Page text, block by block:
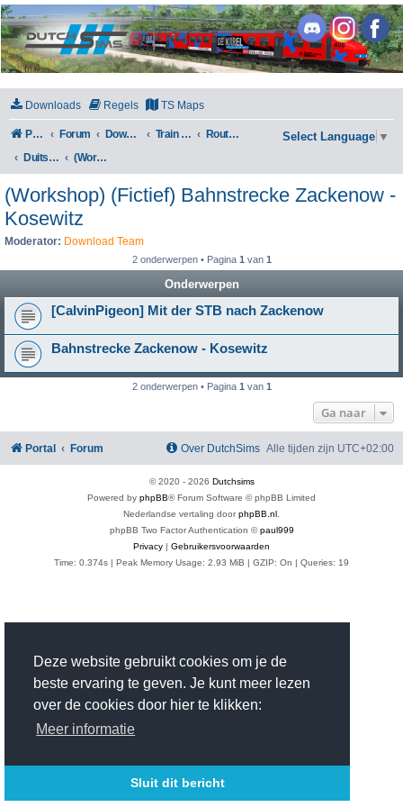
Deze website gebruikt cookies om je de
beste ervaring te geven. Je kunt meer lezen
over de cookies door hier te klikken:
Meer informatie
Sluit dit bericht
DutchSims
Downloads Regels TS Maps
Portal Forum Downloads Train Simulator Classic
Routes en Scenarios
Duitsland
(Workshop) (Fictief) Bahnstrecke Zackenow - Kosewitz
Select Language ▼
(Workshop) (Fictief) Bahnstrecke Zackenow -
Kosewitz
Moderator: Download Team
2 onderwerpen • Pagina 1 van 1
Onderwerpen
[CalvinPigeon] Mit der STB nach Zackenow
Bahnstrecke Zackenow - Kosewitz
2 onderwerpen • Pagina 1 van 1
Ga naar
Portal Forum Alle tijden zijn UTC+02:00
Over DutchSims
© 2020 - 2026 Dutchsims
Powered by phpBB® Forum Software © phpBB Limited
Nederlandse vertaling doorphpBB.nl
phpBB Two Factor Authentication ©paul999
Privacy | Gebruikersvoorwaarden
Time: 0.374s | Peak Memory Usage: 2.93 MiB | GZIP: On | Queries: 19